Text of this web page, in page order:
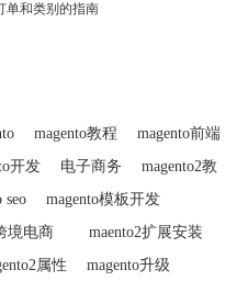
单和类别的指南
magento教程
magento前端
开发 电子商务
magento2教
seo
magento模板开发
境电商
maento2扩展安装
属性
magento升级